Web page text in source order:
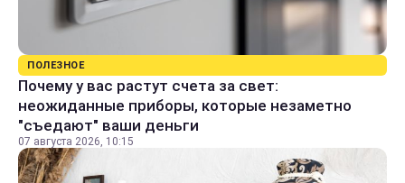
ПОЛЕЗНОЕ
Почему у вас растут счета за свет:
неожиданные приборы, которые незаметно
"съедают" ваши деньги
07 августа 2026, 10:15